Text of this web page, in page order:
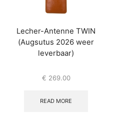
Lecher-Antenne TWIN
(Augsutus 2026 weer
leverbaar)
€ 269.00
READ MORE